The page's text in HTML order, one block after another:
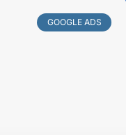
GOOGLE ADS